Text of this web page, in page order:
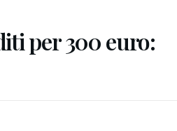
per 300 euro: